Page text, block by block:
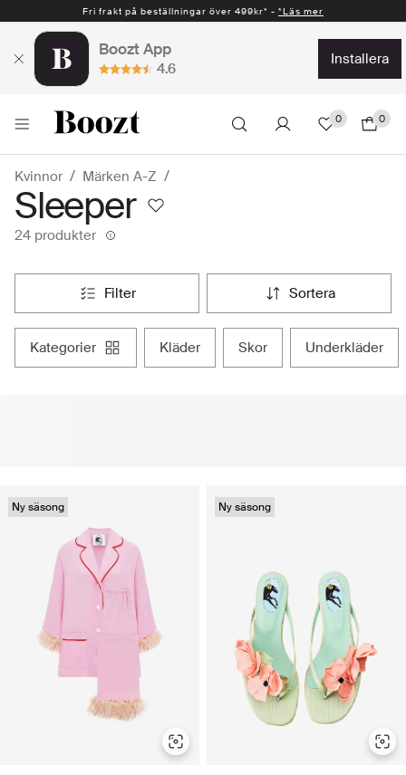
Fri frakt på beställningar över 499kr* - *Läs mer
Boozt App
4.6
installera
0 0
Kvinnor Märken A-Z
Sleeper
24 produkter
filter sortera
kategorier kläder skor underkläder
Ny säsong Ny säsong